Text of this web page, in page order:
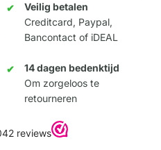
Veilig betalen
Creditcard, Paypal,
Bancontact of iDEAL
14 dagen bedenktijd
Om zorgeloos te
retourneren